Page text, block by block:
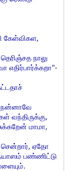
கேள்விகள,
நாலு
எதிர்பார்க்கறா"-
நன்னாவே
வந்திருக்கு,
மாமா,
சென்றார், ஏதோ
பண்ணிட்டு